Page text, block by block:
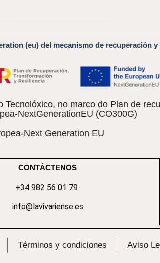
(eu) del mecanismo de recuperación y
no marco do Plan de
NextGenerationEU (CO300G)
Next Generation EU
CONTÁCTENOS
+34 982 56 01 79
info@lavivariense.es
Términos y condiciones Aviso